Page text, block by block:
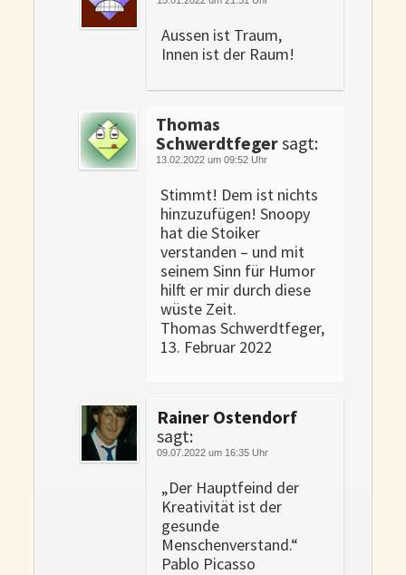
Aussen ist Traum,
Innen ist der Raum!
Thomas
Schwerdtfegersagt:
13.02.2022 um 09:52 Uhr
Stimmt! Dem ist nichts
hinzuzufügen! Snoopy
hat die Stoiker
verstanden – und mit
seinem Sinn für Humor
hilft er mir durch diese
wüste Zeit.
Thomas Schwerdtfeger,
13. Februar 2022
Rainer Ostendorf
sagt:
09.07.2022 um 16:35 Uhr
„Der Hauptfeind der
Kreativität ist der
gesunde
Menschenverstand.“
Pablo Picasso